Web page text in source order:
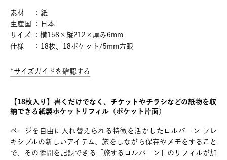
素材 ：紙
生産国 ：日本
サイズ ：横158×縦212×厚み6mm
仕様 ：18枚、18ポケット/5mm方眼
*サイズガイドを確認する
【18枚入り】書くだけでなく、チケットやチラシなどの紙物を収
納できる紙製ポケットリフィル（ポケット片面）
ページを自由に入れ替えられる特徴を活かしたロルバーン フレ
キシブルの新しいアイテム、旅をしながら保存やメモをすること
で、その瞬間を記録できる「旅するロルバーン」のリフィルが加